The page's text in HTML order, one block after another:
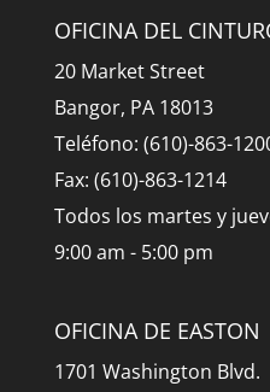
OFICINA DEL
20 Market Street
Bangor, PA 18013
Teléfono: (610)-863-
Fax: (610)-863-1214
Todos los martes y
9:00 am - 5:00 pm
OFICINA DE EASTON
1701 Washington Blvd.